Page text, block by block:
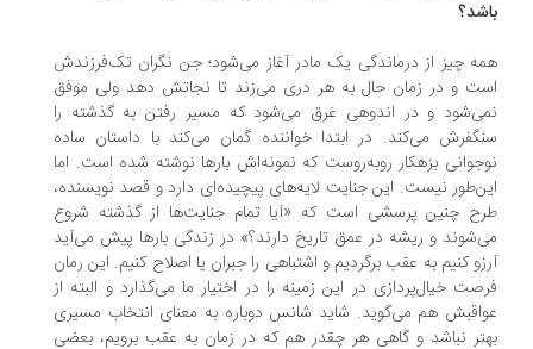
چیز از درماندگی یک مادر آغاز می‌شود؛ جن نگران تک‌فرزندش
و در زمان حال به هر دری می‌زند تا نجاتش دهد ولی موفق
و در اندوهی غرق می‌شود که مسیر رفتن به گذشته را
می‌کند. در ابتدا خواننده گمان می‌کند با داستان ساده
بزهکار روبه‌روست که نمونه‌اش بارها نوشته شده است. اما
نیست. این جنایت لایه‌های پیچیده‌ای دارد و قصد نویسنده،
چنین پرسشی است که «آیا تمام جنایت‌ها از گذشته شروع
و ریشه در عمق تاریخ دارند؟» در زندگی بارها پیش می‌آید
کنیم به عقب برگردیم و اشتباهی را جبران یا اصلاح کنیم. این رمان
خیال‌پردازی در این زمینه را در اختیار ما می‌گذارد و البته از
هم می‌گوید. شاید شانس دوباره به معنای انتخاب مسیری
نباشد و گاهی هر چقدر هم که در زمان به عقب برویم، بعضی